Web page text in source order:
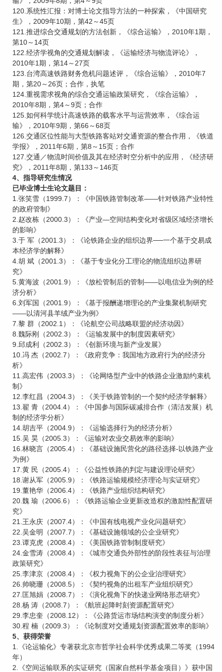
120.系统性汇报：对博士论文指导方法的一种探索，《中国研究
生》，2009年10期，第42～45页
121.推进综合交通规划的方法创新，《综合运输》，2010年1期，
第10～14页
122.经济学视角的交通规划解读，《运输经济与物流评论》，
2010年1期，第14～27页
123.台湾高速铁路财务危机问题述评，《综合运输》，2010年7
期，第20～26页；合作，执笔
124.重视需求视角的综合交通运输政策研究，《综合运输》，
2010年8期，第4～9页；合作
125.如何科学统计高速铁路的载客水平与运营效率，《综合运
输》，2010年9期，第66～68页
126.交通区位性能与大型铁路客站对交通资源的整合作用，《铁道
学报》，2011年6期，第8～15页；合作
127.交通／物流时间价值及其在经济时空分析中的应用，《经济研
究》，2011年8期，第133～146页
4、指导研究生情况
已毕业博士生论文题目：
1.张笑雪（1999.7）：《中国铁路管制改革——针对铁路产业特性
的政府管制》
2.赵改栋（2000.3）：《产业—空间结构变化对省级区域经济增长
的影响》
3.于 军（2001.3）：《论铁路企业的组织边界──一个基于交易成
本经济学的解释》
4.胡 斌（2001.3）：《基于专业化分工理论的物流组织边界研
究》
5.黄海波（2001.9）：《放松管制后的管制——以电信业为例的经
济分析》
6.刘军国（2001.9）：《基于报酬递增理论的产业集聚机制研究
——以清河县羊绒产业为例》
7.黎 群（2002.1）：《论航空公司战略联盟的经济动因》
8.魏际刚（2002.3）：《运输发展中的制度因素研究》
9.邱成利（2002.3）：《创新环境与新产业发展》
10.冯 杰（2002.7）：《政府竞争：我国地方政府行为的经济分
析》
11.高宏伟（2003.3）：《论网络型产业中的铁路企业激励约束机
制》
12.李红昌（2004.3）：《关于铁路管制的一个契约经济学解释》
13.翟 青（2004.4）：《中国参与国际碳减排合作（清洁发展）机
制的经济学分析》
14.胡吉平（2004.9）：《运输选择行为的经济分析》
15.吴 昊（2005.3）：《运输对农业交易效率的影响》
16.林晓言（2005.4）：《基础设施民营化的路径选择-以铁路产业
为例》
17.黄 民（2005.4）：《公益性铁路的判定与建设理论研究》
18.谢从军（2005.9）：《铁路运输规模经济理论与实证研究》
19.董艳华（2006.4）：《铁路产业组织结构研究》
20.魏 瑜（2006.6）：《铁路运输企业更新改造权的激励性配置研
究》
21.王永庆（2007.4）：《中国有线电视产业化问题研究》
22.吴金明（2007.7）：《基础设施领域的公企业研究》
23.谭克虎（2008.4）：《美国铁路管制制度研究》
24.金雪涛（2008.4）：《城市交通负外部性的阶段性表征与治理
政策研究》
25.李津京（2008.4）：《权力视角下的公企业治理研究》
26.帅晓珊（2008.5）：《契约视角的出租车产业组织研究》
27.匡旭娟（2008.7）：《演化视角下的快递业网络形态研究》
28.杨 涛（2008.7）：《航班起降时刻资源配置研究》
29.李忠奎（2008.12）：《公路货运市场结构演变的制度分析》
30.程 楠（2009.3）：《论制度对交通规划资源配置效率的影响》
5、获得荣誉
1.《论运输化》专著获北京市哲学社会科学优秀成果二等奖（1994
年）
2.《空间运输联系的实证研究（国家自然科学基金项目）》获中国